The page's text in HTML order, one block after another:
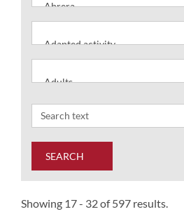
SEARCH
Showing 17 - 32 of 597 results.